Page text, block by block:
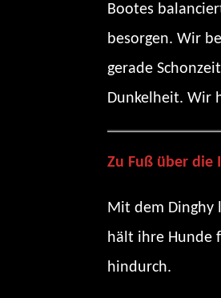
Bootes
besorgen. Wir
gerade
Dunkelheit. Wir
Zu Fuß über die
Mit dem Dinghy
hält ihre Hunde
hindurch.